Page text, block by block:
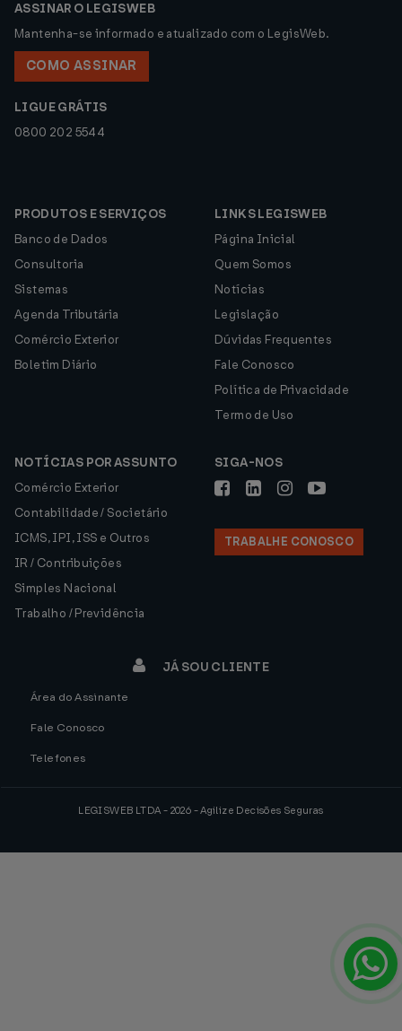
ASSINAR O LEGISWEB
Mantenha-se informado e atualizado com o LegisWeb.
COMO ASSINAR
LIGUE GRÁTIS
0800 202 5544
PRODUTOS E SERVIÇOS
Banco de Dados
Consultoria
Sistemas
Agenda Tributária
Comércio Exterior
Boletim Diário
LINKS LEGISWEB
Página Inicial
Quem Somos
Notícias
Legislação
Dúvidas Frequentes
Fale Conosco
Política de Privacidade
Termo de Uso
NOTÍCIAS POR ASSUNTO
Comércio Exterior
Contabilidade / Societário
ICMS, IPI, ISS e Outros
IR / Contribuições
Simples Nacional
Trabalho / Previdência
SIGA-NOS
TRABALHE CONOSCO
JÁ SOU CLIENTE
Área do Assinante
Fale Conosco
Telefones
LEGISWEB LTDA - 2026 - Agilize Decisões Seguras